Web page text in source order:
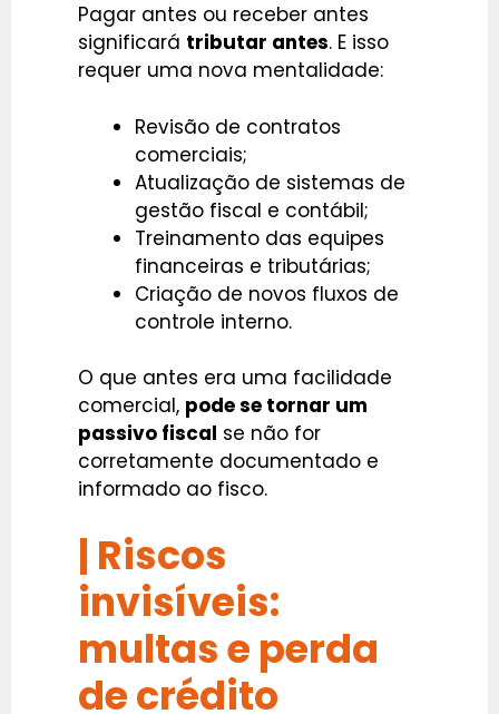
Pagar antes ou receber antes
significará tributar antes. E isso
requer uma nova mentalidade:
Revisão de contratos
comerciais;
Atualização de sistemas de
gestão fiscal e contábil;
Treinamento das equipes
financeiras e tributárias;
Criação de novos fluxos de
controle interno.
O que antes era uma facilidade
comercial, pode se tornar um
passivo fiscal se não for
corretamente documentado e
informado ao fisco.
| Riscos
invisíveis:
multas e perda
de crédito